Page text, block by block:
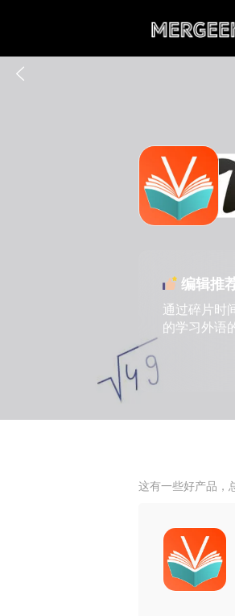
编辑推
通过碎片时
的学习外语
这有一些好产品，